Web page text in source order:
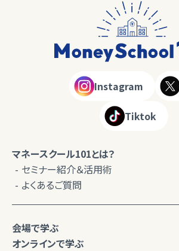
Instagram
Tiktok
マネースクール101とは？
セミナー紹介＆活用術
よくあるご質問
会場で学ぶ
オンラインで学ぶ